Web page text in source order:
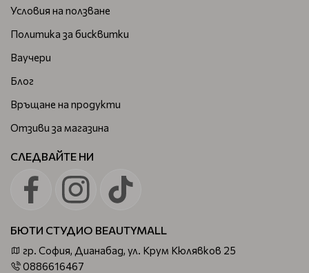
Условия на ползване
Политика за бисквитки
Ваучери
Блог
Връщане на продукти
Отзиви за магазина
СЛЕДВАЙТЕ НИ
БЮТИ СТУДИО BEAUTYMALL
гр. София, Дианабад, ул. Крум Кюлявков 25
0886616467